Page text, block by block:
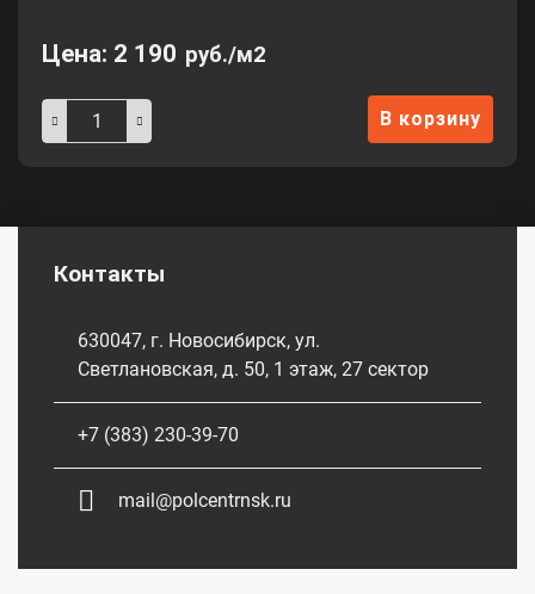
Цена: 2 190 руб./м2
В корзину
Контакты
630047, г. Новосибирск, ул.
Светлановская, д. 50, 1 этаж, 27 сектор
+7 (383) 230-39-70
mail@polcentrnsk.ru